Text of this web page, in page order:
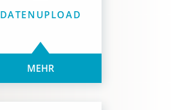
DATENUPLOAD
MEHR